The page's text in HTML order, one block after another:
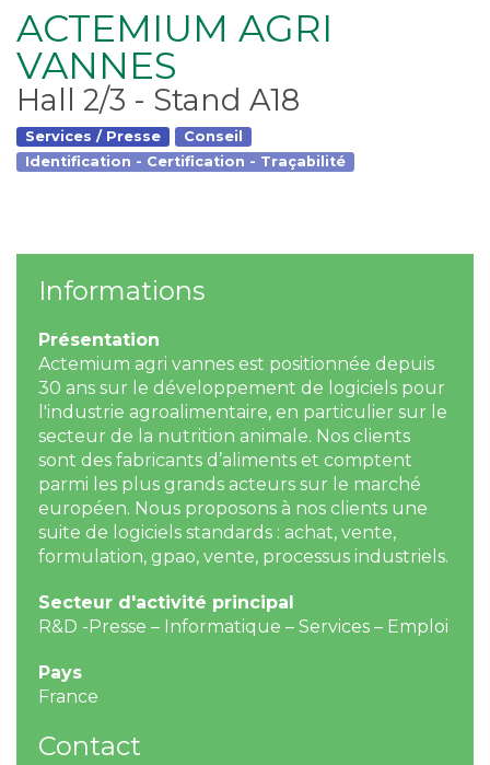
ACTEMIUM AGRI
VANNES
Hall 2/3 - Stand A18
Services / Presse
Conseil
Identification - Certification - Traçabilité
Informations
Présentation
Actemium agri vannes est positionnée depuis
30 ans sur le développement de logiciels pour
l'industrie agroalimentaire, en particulier sur le
secteur de la nutrition animale. Nos clients
sont des fabricants d’aliments et comptent
parmi les plus grands acteurs sur le marché
européen. Nous proposons à nos clients une
suite de logiciels standards : achat, vente,
formulation, gpao, vente, processus industriels.
Secteur d'activité principal
R&D -Presse – Informatique – Services – Emploi
Pays
France
Contact